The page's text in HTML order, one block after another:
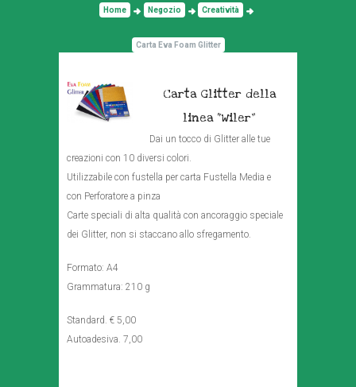
Home Negozio Creatività
Carta Eva Foam Glitter
Carta Glitter della
linea “Wiler”
Dai un tocco di Glitter alle tue
creazioni con 10 diversi colori.
Utilizzabile con fustella per carta Fustella Media e
con Perforatore a pinza
Carte speciali di alta qualità con ancoraggio speciale
dei Glitter, non si staccano allo sfregamento.
Formato: A4
Grammatura: 210 g
Standard. € 5,00
Autoadesiva. 7,00